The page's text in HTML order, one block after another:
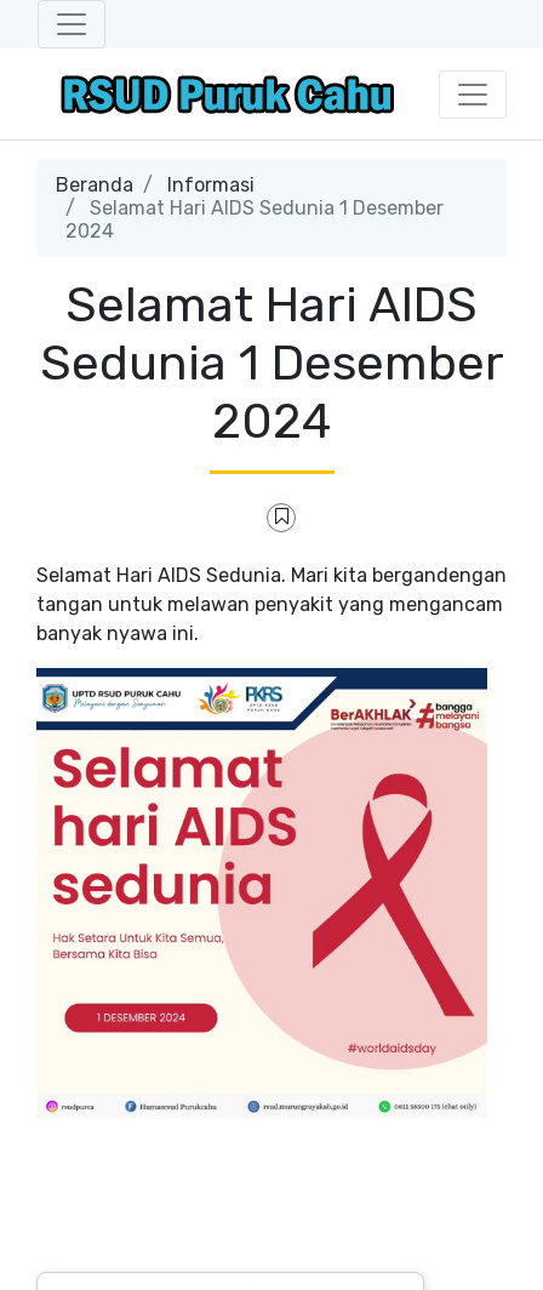
Beranda
Informasi
Selamat Hari AIDS Sedunia 1 Desember
2024
Selamat Hari AIDS
Sedunia 1 Desember
2024
Selamat Hari AIDS Sedunia. Mari kita bergandengan
tangan untuk melawan penyakit yang mengancam
banyak nyawa ini.